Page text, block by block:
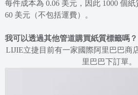
每件成本為 0.06 美元，因此 1000 個
60 美元（不包括運費）。
我可以透過其他管道購買紙質標籤嗎？
LIJIE立捷 目前有一家國際阿里巴巴商
里巴巴下訂單。